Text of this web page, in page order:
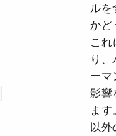
ルを
かど
これ
り
ーマ
影響
ま
以外